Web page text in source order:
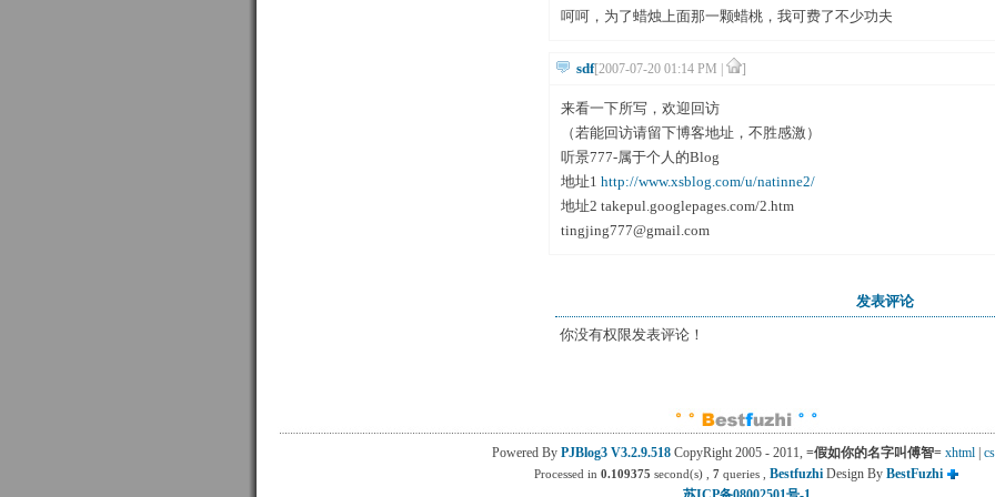
呵呵，为了蜡烛上面那一颗蜡桃，我可费了不少功夫
sdf[2007-07-20 01:14 PM | ]
来看一下所写，欢迎回访
（若能回访请留下博客地址，不胜感激）
听景777-属于个人的Blog
地址1 http://www.xsblog.com/u/natinne2/
地址2 takepul.googlepages.com/2.htm
tingjing777@gmail.com
发表评论
你没有权限发表评论！
Powered By PJBlog3 V3.2.9.518 CopyRight 2005 - 2011, =假如你的名字叫傅智= xhtml
Processed in 0.109375 second(s) , 7queries , BestfuzhiDesign By BestFuzhi